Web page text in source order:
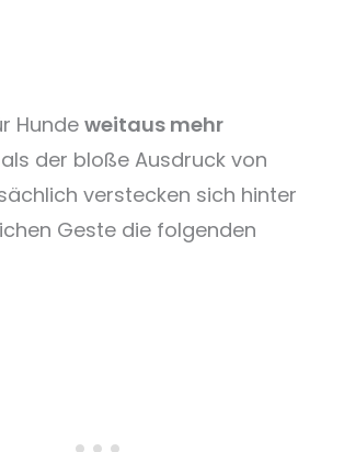
Hunde weitaus mehr
der bloße Ausdruck von
verstecken sich hinter
Geste die folgenden